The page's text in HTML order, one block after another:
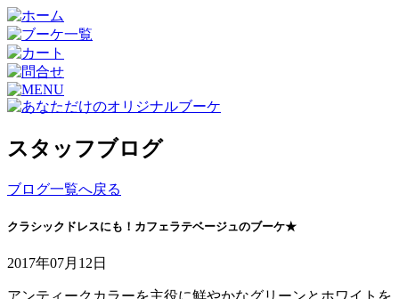
スタッフブログ
ブログ一覧へ戻る
クラシックドレスにも！カフェラテベージュのブーケ★
2017年07月12日